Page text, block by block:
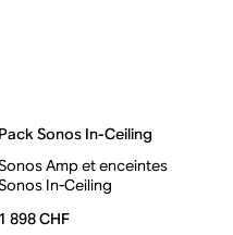
Pack Sonos In-Ceiling
Amp et enceintes
In-Ceiling
1 898 CHF